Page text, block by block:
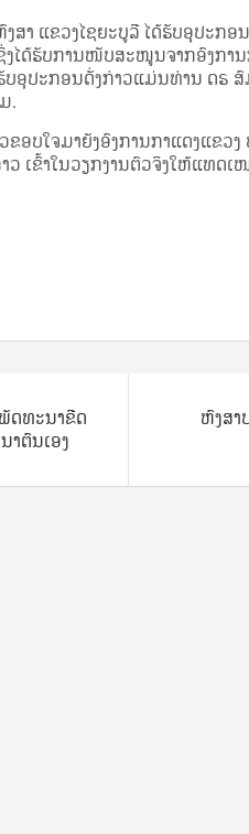
າ ແຂວງໄຊຍະບູລີ ໄດ້ຮັບອຸປະກອ
ໄດ້ຮັບການໜັບສະໜູນຈາກອົງກາ
ບອຸປະກອນດັ່ງກ່າວແມ່ນທ່ານ ດຣ
.
ອບໃຈມາຍັງອົງການກາແດງແຂວ
ເຂົ້າໃນວຽກງານຕົວຈິງໃຫ້ແທດ
ດທະນາຂີດ
າຕົນເອງ
ຫົງສາ